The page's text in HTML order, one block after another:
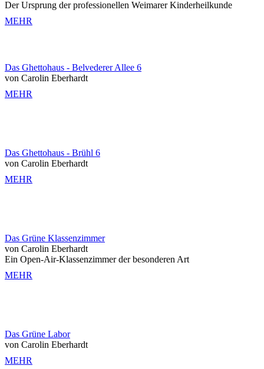
Der Ursprung der professionellen Weimarer Kinderheilkunde
MEHR
Das Ghettohaus - Belvederer Allee 6
von Carolin Eberhardt
MEHR
Das Ghettohaus - Brühl 6
von Carolin Eberhardt
MEHR
Das Grüne Klassenzimmer
von Carolin Eberhardt
Ein Open-Air-Klassenzimmer der besonderen Art
MEHR
Das Grüne Labor
von Carolin Eberhardt
MEHR